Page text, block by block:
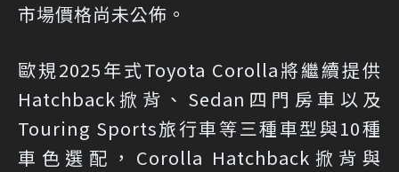
市場價格尚未公佈。
歐規2025年式Toyota Corolla將繼續提供
Hatchback掀背、Sedan四門房車以及
Touring Sports旅行車等三種車型與10種
車色選配，Corolla Hatchback掀背與